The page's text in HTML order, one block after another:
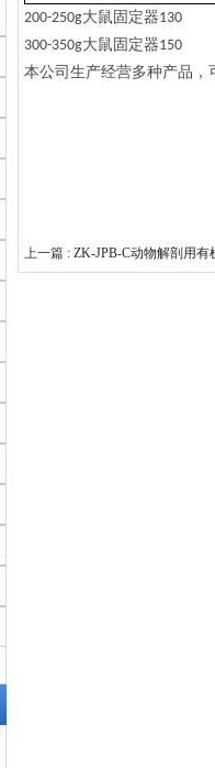
200-250g大鼠固定器130
300-350g大鼠固定器150
本公司生产经营多种产品，
上一篇 : ZK-JPB-C动物解剖用